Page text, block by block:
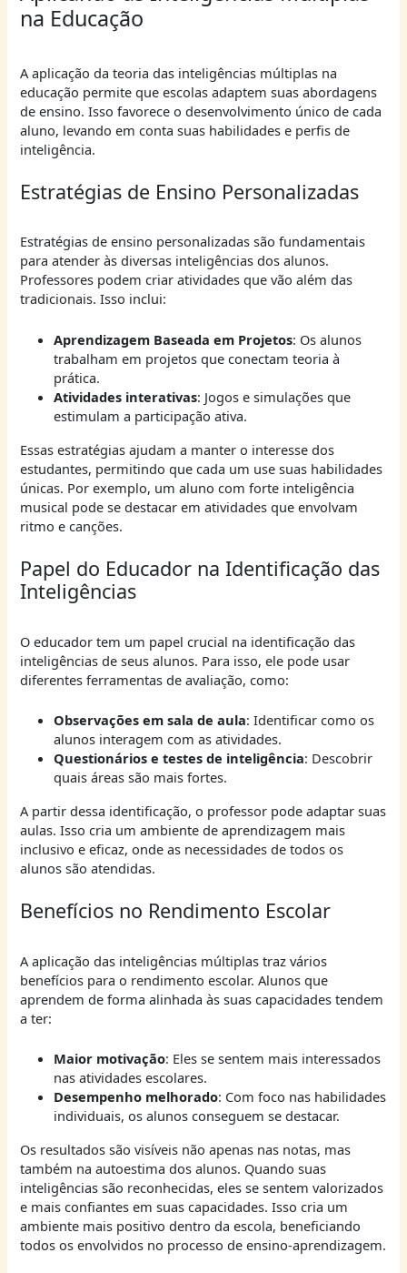
na Educação
A aplicação da teoria das inteligências múltiplas na
educação permite que escolas adaptem suas abordagens
de ensino. Isso favorece o desenvolvimento único de cada
aluno, levando em conta suas habilidades e perfis de
inteligência.
Estratégias de Ensino Personalizadas
Estratégias de ensino personalizadas são fundamentais
para atender às diversas inteligências dos alunos.
Professores podem criar atividades que vão além das
tradicionais. Isso inclui:
Aprendizagem Baseada em Projetos: Os alunos
trabalham em projetos que conectam teoria à
prática.
Atividades interativas: Jogos e simulações que
estimulam a participação ativa.
Essas estratégias ajudam a manter o interesse dos
estudantes, permitindo que cada um use suas habilidades
únicas. Por exemplo, um aluno com forte inteligência
musical pode se destacar em atividades que envolvam
ritmo e canções.
Papel do Educador na Identificação das
Inteligências
O educador tem um papel crucial na identificação das
inteligências de seus alunos. Para isso, ele pode usar
diferentes ferramentas de avaliação, como:
Observações em sala de aula: Identificar como os
alunos interagem com as atividades.
Questionários e testes de inteligência: Descobrir
quais áreas são mais fortes.
A partir dessa identificação, o professor pode adaptar suas
aulas. Isso cria um ambiente de aprendizagem mais
inclusivo e eficaz, onde as necessidades de todos os
alunos são atendidas.
Benefícios no Rendimento Escolar
A aplicação das inteligências múltiplas traz vários
benefícios para o rendimento escolar. Alunos que
aprendem de forma alinhada às suas capacidades tendem
a ter:
Maior motivação: Eles se sentem mais interessados
nas atividades escolares.
Desempenho melhorado: Com foco nas habilidades
individuais, os alunos conseguem se destacar.
Os resultados são visíveis não apenas nas notas, mas
também na autoestima dos alunos. Quando suas
inteligências são reconhecidas, eles se sentem valorizados
e mais confiantes em suas capacidades. Isso cria um
ambiente mais positivo dentro da escola, beneficiando
todos os envolvidos no processo de ensino-aprendizagem.